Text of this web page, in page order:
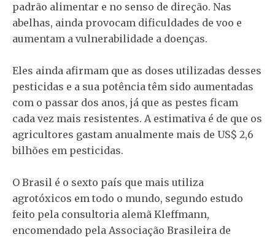
padrão alimentar e no senso de direção. Nas
abelhas, ainda provocam dificuldades de voo e
aumentam a vulnerabilidade a doenças.
Eles ainda afirmam que as doses utilizadas desses
pesticidas e a sua potência têm sido aumentadas
com o passar dos anos, já que as pestes ficam
cada vez mais resistentes. A estimativa é de que os
agricultores gastam anualmente mais de US$ 2,6
bilhões em pesticidas.
O Brasil é o sexto país que mais utiliza
agrotóxicos em todo o mundo, segundo estudo
feito pela consultoria alemã Kleffmann,
encomendado pela Associação Brasileira de